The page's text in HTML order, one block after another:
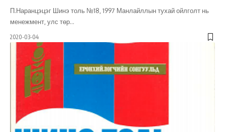
П.Наранцэцэг Шинэ толь №18, 1997 Манлайллын тухай ойлголт нь
менежмент, улс төр…
2020-03-04